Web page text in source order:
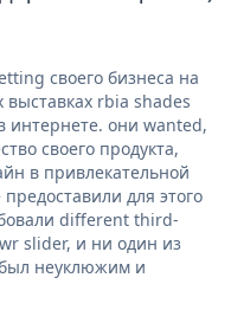
своего бизнеса на
rbia shades
интернете. они wanted,
своего продукта,
в привлекательной
для этого
different third-
slider, и ни один из
был неуклюжим и